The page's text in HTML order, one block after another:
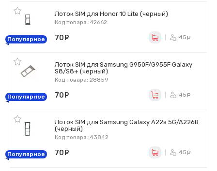
Лоток SIM для Honor 10 Lite (черный)
Код товара: 42662
Популярное 70 45
Лоток SIM для Samsung G950F/G955F Galaxy
S8/S8+ (черный)
Код товара: 28859
Популярное 70 45
Лоток SIM для Samsung Galaxy A22s 5G/A226B
(черный)
Код товара: 43842
Популярное 70 45